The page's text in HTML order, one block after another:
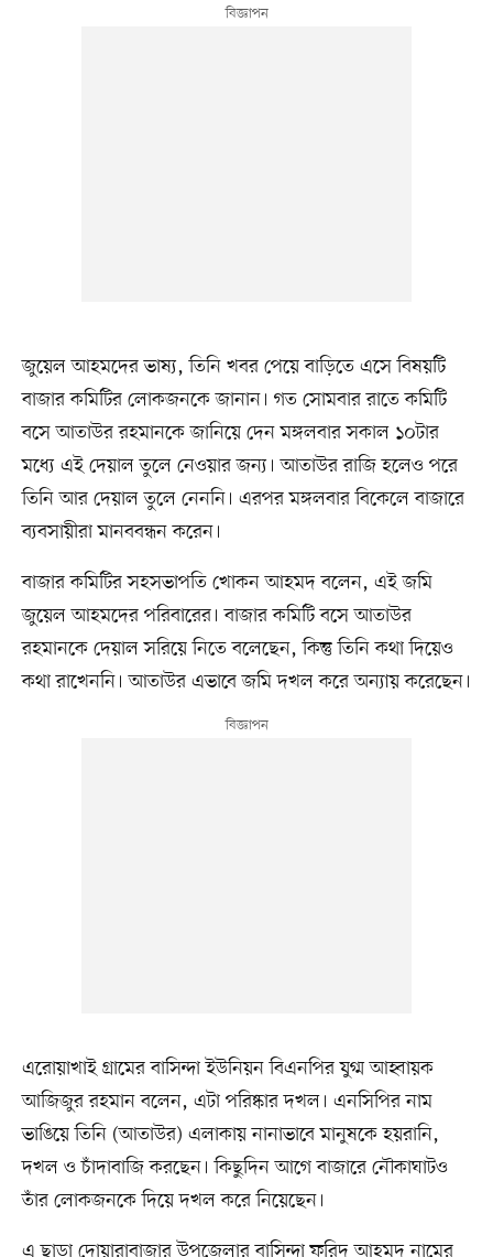
জুয়েল আহমদের ভাষ্য, তিনি খবর পেয়ে বাড়িতে এসে বিষয়টি
বাজার কমিটির লোকজনকে জানান। গত সোমবার রাতে কমিটি
বসে আতাউর রহমানকে জানিয়ে দেন মঙ্গলবার সকাল ১০টার
মধ্যে এই দেয়াল তুলে নেওয়ার জন্য। আতাউর রাজি হলেও পরে
তিনি আর দেয়াল তুলে নেননি। এরপর মঙ্গলবার বিকেলে বাজারে
ব্যবসায়ীরা মানববন্ধন করেন।
বাজার কমিটির সহসভাপতি খোকন আহমদ বলেন, এই জমি
জুয়েল আহমদের পরিবারের। বাজার কমিটি বসে আতাউর
রহমানকে দেয়াল সরিয়ে নিতে বলেছেন, কিন্তু তিনি কথা দিয়েও
কথা রাখেননি। আতাউর এভাবে জমি দখল করে অন্যায় করেছেন।
এরোয়াখাই গ্রামের বাসিন্দা ইউনিয়ন বিএনপির যুগ্ম আহ্বায়ক
আজিজুর রহমান বলেন, এটা পরিষ্কার দখল। এনসিপির নাম
ভাঙিয়ে তিনি (আতাউর) এলাকায় নানাভাবে মানুষকে হয়রানি,
দখল ও চাঁদাবাজি করছেন। কিছুদিন আগে বাজারে নৌকাঘাটও
তাঁর লোকজনকে দিয়ে দখল করে নিয়েছেন।